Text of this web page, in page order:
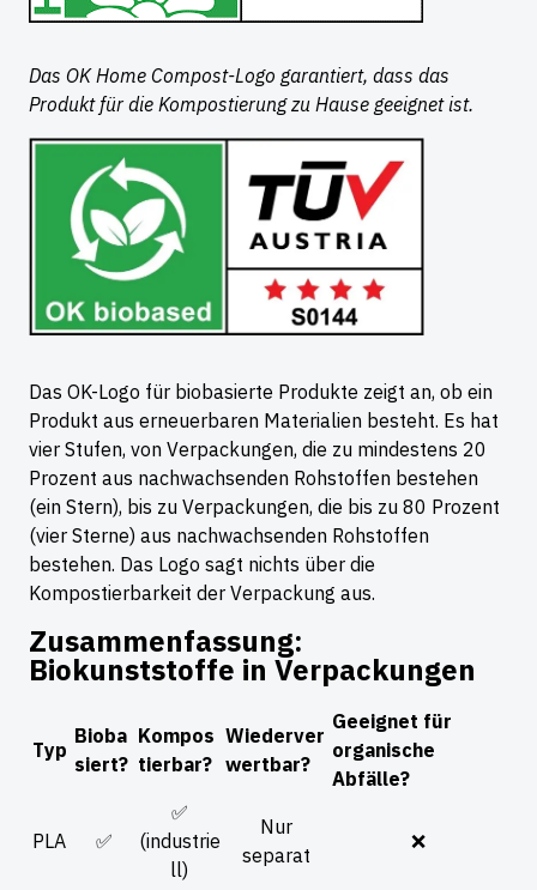
Das OK Home Compost-Logo garantiert, dass das
Produkt für die Kompostierung zu Hause geeignet ist.
Das OK-Logo für biobasierte Produkte zeigt an, ob ein
Produkt aus erneuerbaren Materialien besteht. Es hat
vier Stufen, von Verpackungen, die zu mindestens 20
Prozent aus nachwachsenden Rohstoffen bestehen
(ein Stern), bis zu Verpackungen, die bis zu 80 Prozent
(vier Sterne) aus nachwachsenden Rohstoffen
bestehen. Das Logo sagt nichts über die
Kompostierbarkeit der Verpackung aus.
Zusammenfassung:
Biokunststoffe in Verpackungen
Typ
Bioba
siert?
Kompos
tierbar?
Wiederver
wertbar?
Geeignet für
organische
Abfälle?
PLA ✅
✅
(industrie
ll)
Nur
separat
❌